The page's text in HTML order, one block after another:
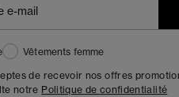
Vêtements femme
de recevoir nos offres
notre Politique de confidentialité